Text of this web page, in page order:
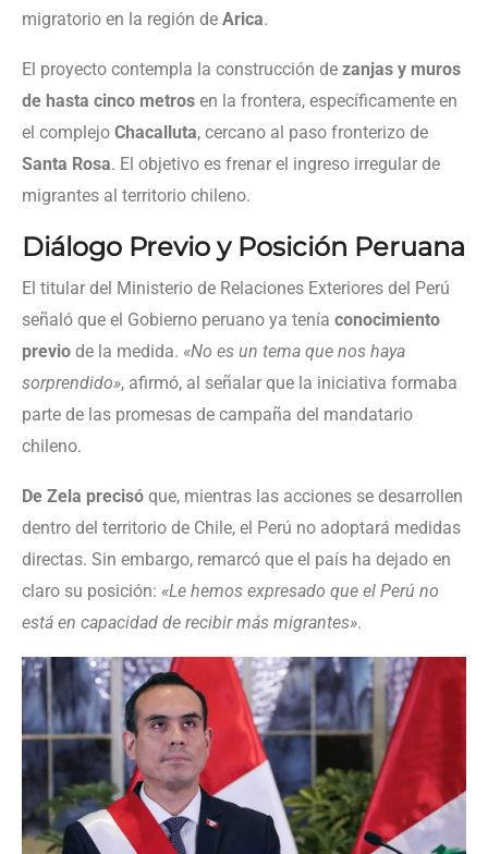
migratorio en la región de Arica.
El proyecto contempla la construcción de zanjas y muros
de hasta cinco metros en la frontera, específicamente en
el complejo Chacalluta, cercano al paso fronterizo de
Santa Rosa. El objetivo es frenar el ingreso irregular de
migrantes al territorio chileno.
Diálogo Previo y Posición Peruana
El titular del Ministerio de Relaciones Exteriores del Perú
señaló que el Gobierno peruano ya tenía conocimiento
previo de la medida. «No es un tema que nos haya
sorprendido», afirmó, al señalar que la iniciativa formaba
parte de las promesas de campaña del mandatario
chileno.
De Zela precisó que, mientras las acciones se desarrollen
dentro del territorio de Chile, el Perú no adoptará medidas
directas. Sin embargo, remarcó que el país ha dejado en
claro su posición: «Le hemos expresado que el Perú no
está en capacidad de recibir más migrantes».